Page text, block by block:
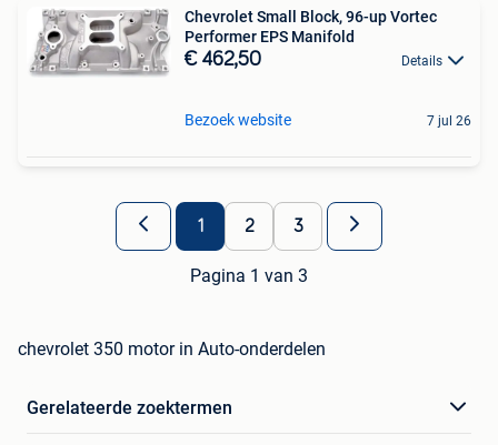
Chevrolet Small Block, 96-up Vortec
Performer EPS Manifold
€ 462,50 Details
Bezoek website 7 jul 26
1 2 3
Pagina 1 van 3
chevrolet 350 motor in Auto-onderdelen
Gerelateerde zoektermen